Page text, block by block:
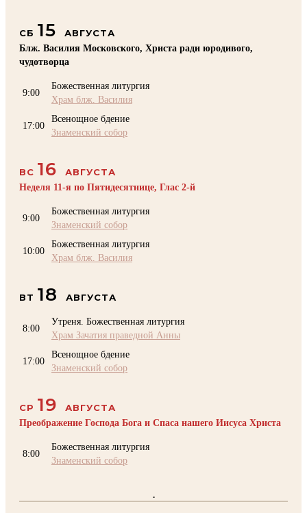
СБ 15
АВГУСТА
Блж. Василия Московского, Христа ради юродивого,
чудотворца
9:00
Божественная литургия
Храм блж. Василия
17:00
Всенощное бдение
Знаменский собор
ВС 16
АВГУСТА
Неделя 11-я по Пятидесятнице, Глас 2-й
9:00
Божественная литургия
Знаменский собор
10:00
Божественная литургия
Храм блж. Василия
ВТ 18 АВГУСТА
8:00
Утреня. Божественная литургия
Храм Зачатия праведной Анны
17:00
Всенощное бдение
Знаменский собор
СР 19
АВГУСТА
Преображение Господа Бога и Спаса нашего Иисуса Христа
8:00
Божественная литургия
Знаменский собор
.